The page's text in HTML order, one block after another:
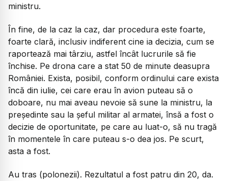
ministru.
În fine, de la caz la caz, dar procedura este foarte,
foarte clară, inclusiv indiferent cine ia decizia, cum se
raportează mai târziu, astfel încât lucrurile să fie
închise. Pe drona care a stat 50 de minute deasupra
României. Exista, posibil, conform ordinului care exista
încă din iulie, cei care erau în avion puteau să o
doboare, nu mai aveau nevoie să sune la ministru, la
președinte sau la șeful militar al armatei, însă a fost o
decizie de oportunitate, pe care au luat-o, să nu tragă
în momentele în care puteau s-o dea jos. Pe scurt,
asta a fost.
Au tras (polonezii). Rezultatul a fost patru din 20, da.